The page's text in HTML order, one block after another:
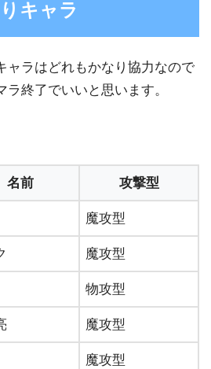
キャラ
ャラはどれもかなり協力なので
終了でいいと思います。
名前 攻撃型
魔攻型
魔攻型
物攻型
魔攻型
魔攻型